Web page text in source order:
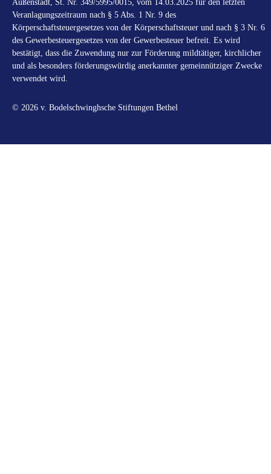
Außenstadt, St. Nr. 349/5995/0015, vom 14.03.2025 für den letzten
Veranlagungszeitraum nach § 5 Abs. 1 Nr. 9 des
Körperschaftsteuergesetzes von der Körperschaftsteuer und nach § 3 Nr. 6
des Gewerbesteuergesetzes von der Gewerbesteuer befreit. Es wird
bestätigt, dass die Zuwendung nur zur Förderung mildtätiger, kirchlicher
und als besonders förderungswürdig anerkannter gemeinnütziger Zwecke
verwendet wird.
© 2026 v. Bodelschwinghsche Stiftungen Bethel